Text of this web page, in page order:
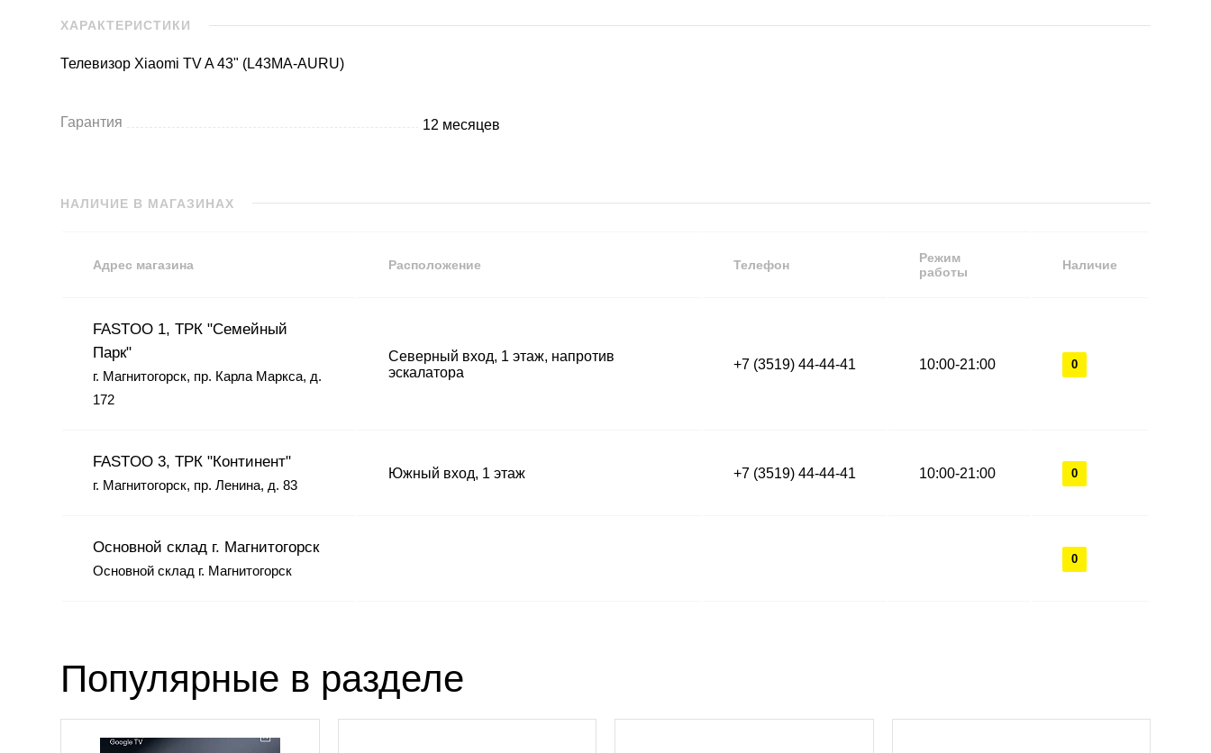
ХАРАКТЕРИСТИКИ
Телевизор Xiaomi TV A 43" (L43MA-AURU)
Гарантия 12 месяцев
НАЛИЧИЕ В МАГАЗИНАХ
Адрес магазина Расположение Телефон
Режим
работы
Наличие
FASTOO 1, ТРК "Семейный
Парк"
г. Магнитогорск, пр. Карла Маркса, д.
172
Северный вход, 1 этаж, напротив
эскалатора
+7 (3519) 44-44-41 10:00-21:00 0
FASTOO 3, ТРК "Континент"
г. Магнитогорск, пр. Ленина, д. 83
Южный вход, 1 этаж +7 (3519) 44-44-41 10:00-21:00 0
Основной склад г. Магнитогорск
Основной склад г. Магнитогорск
0
Популярные в разделе